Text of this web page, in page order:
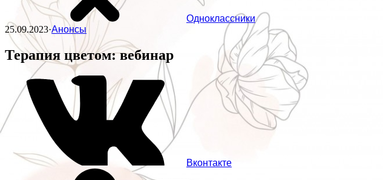
Одноклассники
25.09.2023·Анонсы
Терапия цветом: вебинар
Вконтакте